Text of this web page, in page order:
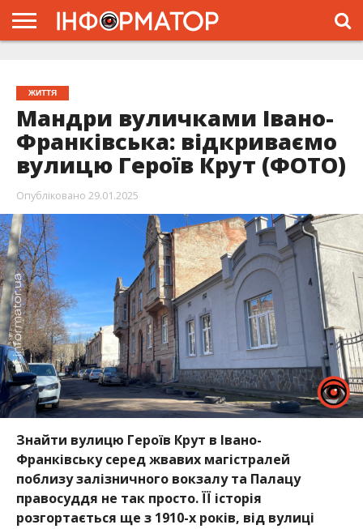
ЖИТТЯ
Мандри вуличками Івано-
Франківська: відкриваємо
вулицю Героїв Крут (ФОТО)
Опубліковано 29.01.2025
Знайти вулицю Героїв Крут в Івано-
Франківську серед жвавих магістралей
поблизу залізничного вокзалу та Палацу
правосуддя не так просто. ЇЇ історія
розгортається ще з 1910-х років, від вулиці